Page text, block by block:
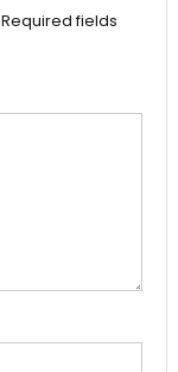
Required fields